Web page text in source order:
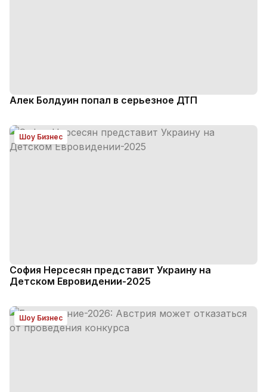
Алек Болдуин попал в серьезное ДТП
Шоу Бизнес
София Нерсесян представит Украину на
Детском Евровидении-2025
Шоу Бизнес